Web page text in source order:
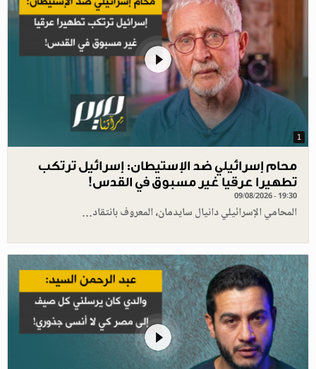
1
محام إسرائيلي ضد الإستيطان: إسرائيل ترتكب
تطهيرا عرقيا غير مسبوق في القدس!
09/08/2026 - 19:30
المحامي الإسرائيلي دانيال سايدمان، المعروف بانتقاد…